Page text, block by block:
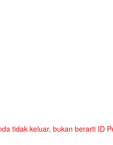
tidak keluar, bukan berarti ID